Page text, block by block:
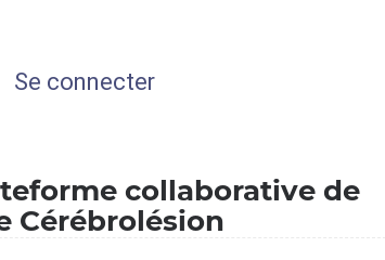
Se connecter
collaborative de
Cérébrolésion